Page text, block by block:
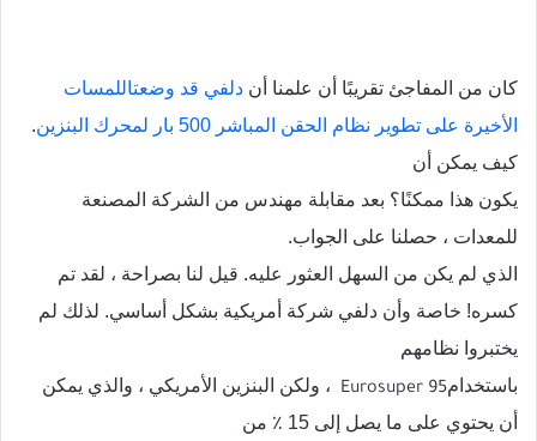
كان من المفاجئ تقريبًا أن علمنا أن دلفي قد وضعتاللمسات
الأخيرة على تطوير نظام الحقن المباشر 500 بار لمحرك البنزين
.
كيف يمكن أن
يكون هذا ممكنًا؟ بعد مقابلة مهندس من الشركة المصنعة
للمعدات ، حصلنا على الجواب.
الذي لم يكن من السهل العثور عليه. قيل لنا بصراحة ، لقد تم
كسره! خاصة وأن دلفي شركة أمريكية بشكل أساسي. لذلك لم
يختبروا نظامهم
باستخدامEurosuper 95
، ولكن البنزين الأمريكي ، والذي يمكن
أن يحتوي على ما يصل إلى 15 ٪ من